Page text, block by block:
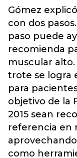
Gómez
con dos
paso puede
recomienda
muscular
trote se logra
para
objetivo de la
2015 sean
referencia en
como